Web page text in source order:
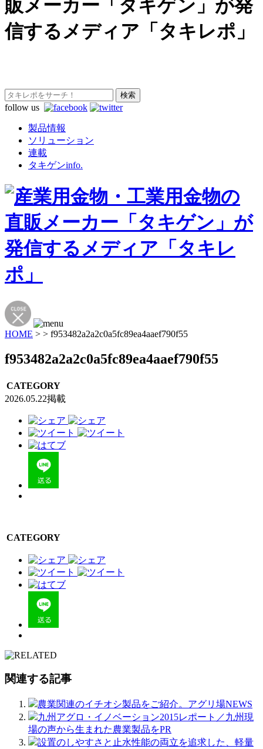
販メーカー「タキゲン」が発
信するメディア「タキレポ」
follow us
製品情報
ソリューション
連載
タキゲンinfo.
HOME > > f953482a2a2c0a5fc89ea4aaef790f55
f953482a2a2c0a5fc89ea4aaef790f55
CATEGORY
2026.05.22掲載
CATEGORY
関連する記事
農業関連のイチオシ製品をご紹介。アグリ場NEWS
九州アグロ・イノベーション2015レポート／九州現
場の声から生まれた農業製品をPR
設置のしやすさと止水性能の両立を追求した、軽量